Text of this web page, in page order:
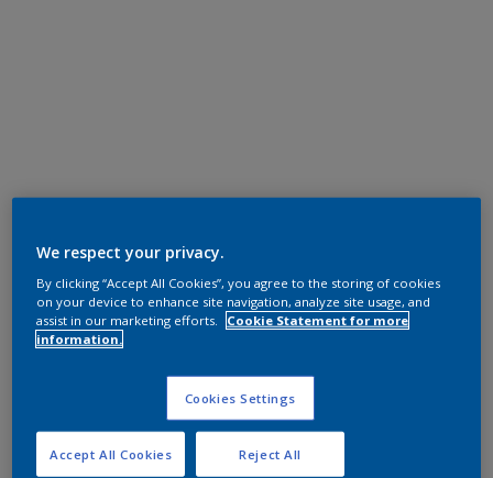
We respect your privacy.
By clicking “Accept All Cookies”, you agree to the storing of cookies
on your device to enhance site navigation, analyze site usage, and
assist in our marketing efforts.
Cookie Statement for more
information.
Cookies Settings
Reject All
Accept All Cookies